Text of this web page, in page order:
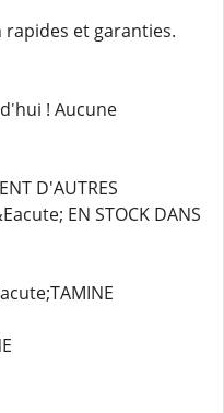
et garanties.
! Aucune
D'AUTRES
EN STOCK DANS